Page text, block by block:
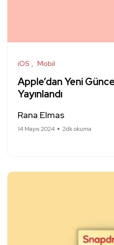
iOS Mobil
Apple’dan Yeni
Yayınlandı
Rana Elmas
14 Mayıs 2024 2dk okuma